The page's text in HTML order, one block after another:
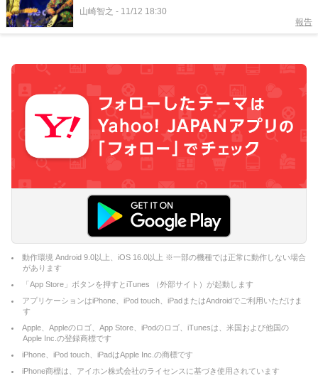
プ”
山崎智之 - 11/12 18:30
報告
動作環境 Android 9.0以上、iOS 16.0以上 ※一部の機種では正常に動作しない場合
があります
「App Store」ボタンを押すとiTunes （外部サイト）が起動します
アプリケーションはiPhone、iPod touch、iPadまたはAndroidでご利用いただけま
す
Apple、Appleのロゴ、App Store、iPodのロゴ、iTunesは、米国および他国の
Apple Inc.の登録商標です
iPhone、iPod touch、iPadはApple Inc.の商標です
iPhone商標は、アイホン株式会社のライセンスに基づき使用されています